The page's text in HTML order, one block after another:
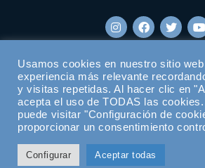
Usamos cookies en nuestro sitio
experiencia más relevante
y visitas repetidas. Al hacer clic en
acepta el uso de TODAS las
puede visitar "Configuración de
proporcionar un consentimiento
Configurar Aceptar todas